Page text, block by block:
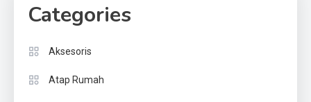
Categories
Aksesoris
Atap Rumah